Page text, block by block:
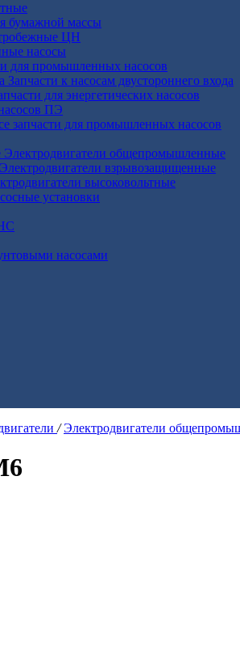
бумажной массы
ЦН
насосы
для промышленных насосов
Запчасти к насосам двустороннего входа
для энергетических насосов
ПЭ
запчасти для промышленных насосов
Электродвигатели общепромышленные
Электродвигатели взрывозащищенные
высоковольтные
установки
насосами
/ Электродвигатели